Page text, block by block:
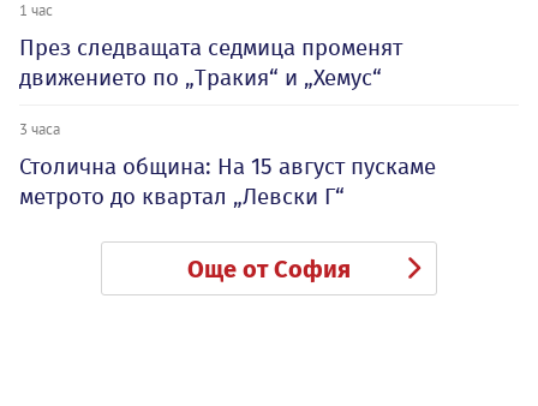
1 час
През следващата седмица променят
движението по „Тракия“ и „Хемус“
3 часа
Столична община: На 15 август пускаме
метрото до квартал „Левски Г“
Още от София